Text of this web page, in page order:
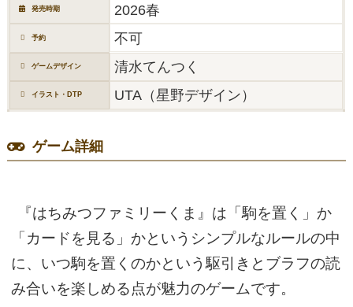
発売時期 2026春
予約 不可
ゲームデザイン 清水てんつく
イラスト・DTP UTA（星野デザイン）
ゲーム詳細
『はちみつファミリーくま』は「駒を置く」か
「カードを見る」かというシンプルなルールの中
に、いつ駒を置くのかという駆引きとブラフの読
み合いを楽しめる点が魅力のゲームです。